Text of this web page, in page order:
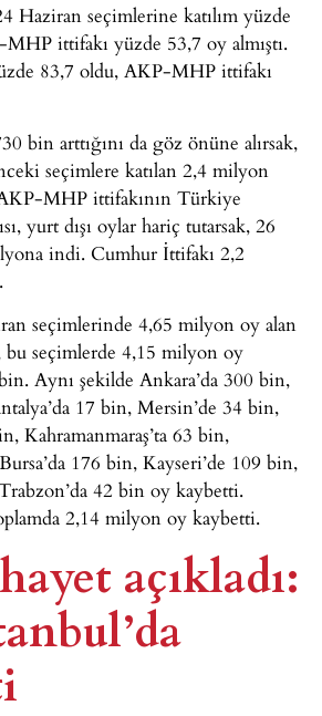
Haziran seçimlerine katılım yüzde
ittifakı yüzde 53,7 oy almıştı.
83,7 oldu, AKP-MHP ittifakı
bin arttığını da göz önüne alırsak,
seçimlere katılan 2,4 milyon
AKP-MHP ittifakının Türkiye
yurt dışı oylar hariç tutarsak, 26
indi. Cumhur İttifakı 2,2
seçimlerinde 4,65 milyon oy alan
seçimlerde 4,15 milyon oy
Aynı şekilde Ankara’da 300 bin,
17 bin, Mersin’de 34 bin,
Kahramanmaraş’ta 63 bin,
176 bin, Kayseri’de 109 bin,
42 bin oy kaybetti.
2,14 milyon oy kaybetti.
açıkladı: